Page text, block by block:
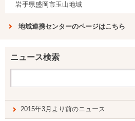
岩手県盛岡市玉山地域
地域連携センターのページはこちら
ニュース検索
2015年3月より前のニュース